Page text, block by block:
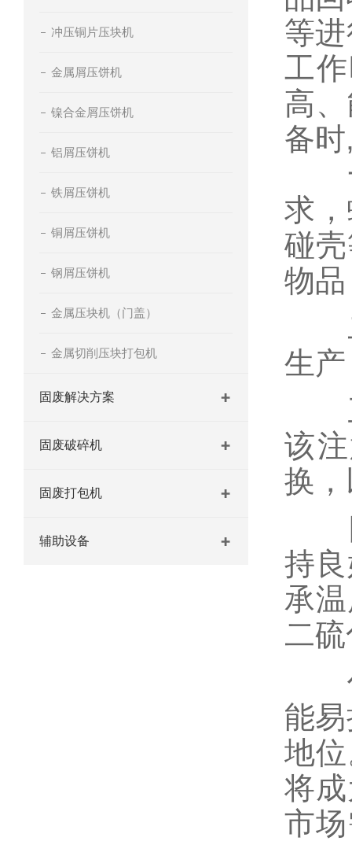
冲压铜片压块机
金属屑压饼机
镍合金屑压饼机
铝屑压饼机
铁屑压饼机
铜屑压饼机
钢屑压饼机
金属压块机（门盖）
金属切削压块打包机
固废解决方案
固废破碎机
固废打包机
辅助设备
等
工
高
备
一
求
碰
物
二
生
三
该
换
持
承
二
作
能
地
将
市